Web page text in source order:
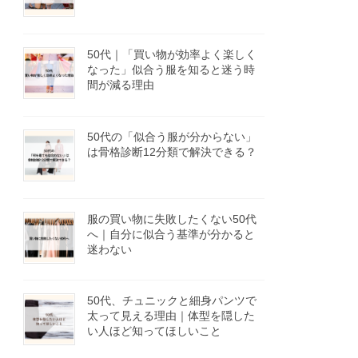
50代｜「買い物が効率よく楽しく
なった」似合う服を知ると迷う時
間が減る理由
50代の「似合う服が分からない」
は骨格診断12分類で解決できる？
服の買い物に失敗したくない50代
へ｜自分に似合う基準が分かると
迷わない
50代、チュニックと細身パンツで
太って見える理由｜体型を隠した
い人ほど知ってほしいこと